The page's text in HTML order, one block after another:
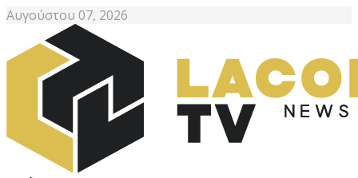
Αυγούστου 07, 2026